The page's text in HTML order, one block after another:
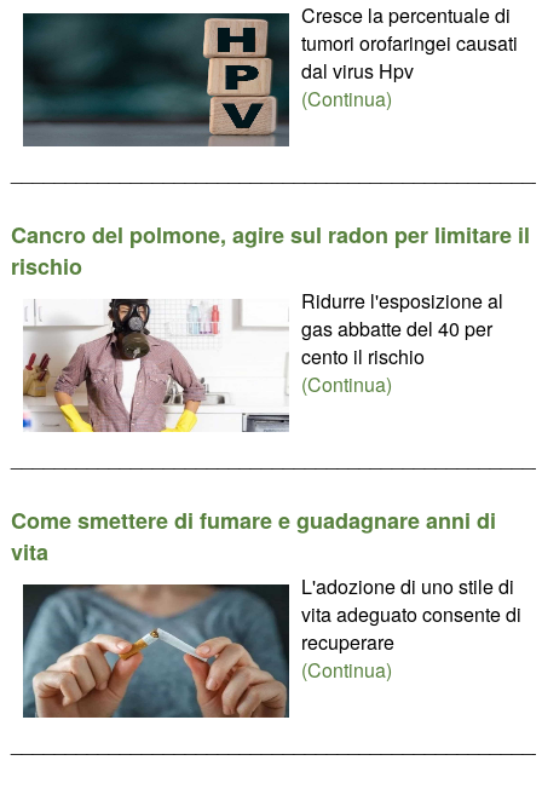
Cresce la percentuale di
tumori orofaringei causati
dal virus Hpv
(Continua)
Cancro del polmone, agire sul radon per limitare il
rischio
Ridurre l'esposizione al
gas abbatte del 40 per
cento il rischio
(Continua)
Come smettere di fumare e guadagnare anni di
vita
L'adozione di uno stile di
vita adeguato consente di
recuperare
(Continua)